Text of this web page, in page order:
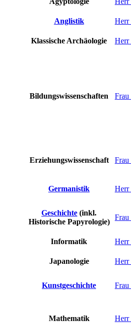
Anglistik Herr
Klassische Archäologie
Herr
Bildungswissenschaften Frau
Erziehungswissenschaft Frau
Germanistik Herr
Geschichte (inkl.
Historische Papyrologie)
Informatik
Herr
Japanologie Herr
Kunstgeschichte
Mathematik Herr